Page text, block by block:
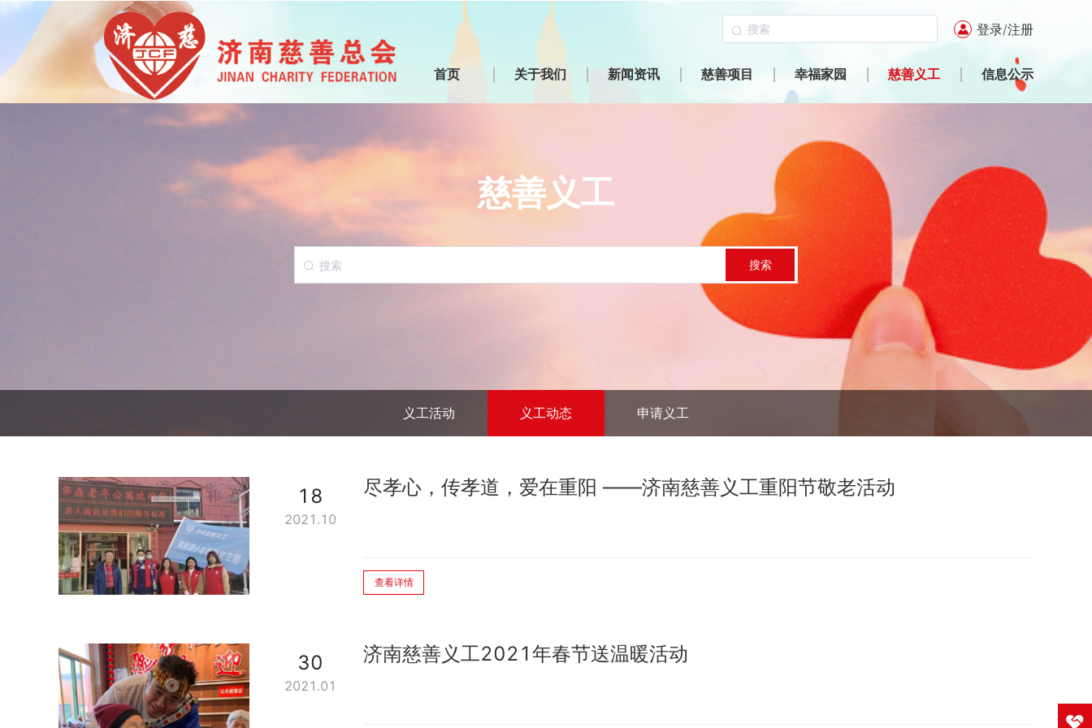
登录/注册
首页 关于我们 新闻资讯 慈善项目 幸福家园 慈善义工 信息公示
慈善义工
搜索
义工活动 义工动态 申请义工
18
2021.10
尽孝心，传孝道，爱在重阳 ——济南慈善义工重阳节敬老活动
查看详情
30
2021.01
济南慈善义工2021年春节送温暖活动